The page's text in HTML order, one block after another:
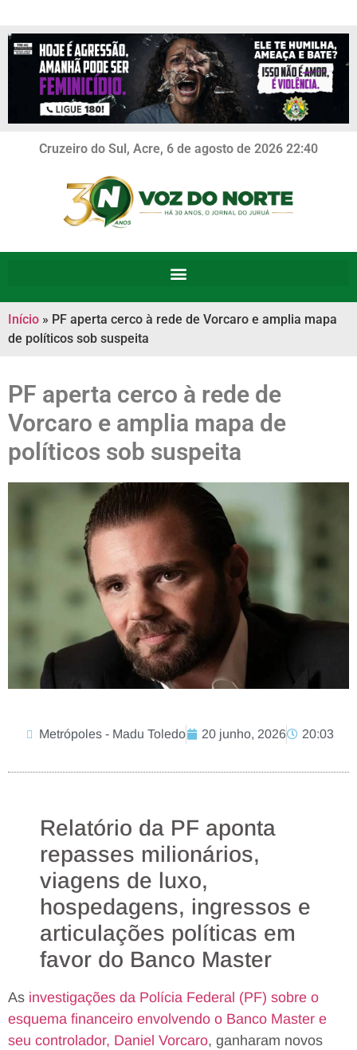
Cruzeiro do Sul, Acre, 6 de agosto de 2026 22:40
Início » PF aperta cerco à rede de Vorcaro e amplia mapa
de políticos sob suspeita
PF aperta cerco à rede de
Vorcaro e amplia mapa de
políticos sob suspeita
Metrópoles - Madu Toledo 20 junho, 2026 20:03
Relatório da PF aponta
repasses milionários,
viagens de luxo,
hospedagens, ingressos e
articulações políticas em
favor do Banco Master
As investigações da Polícia Federal (PF) sobre o
esquema financeiro envolvendo o Banco Master e
seu controlador, Daniel Vorcaro, ganharam novos